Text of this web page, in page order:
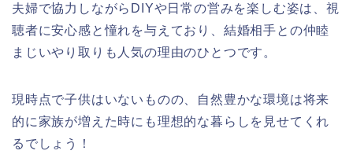
夫婦で協力しながらDIYや日常の営みを楽しむ姿は、視
聴者に安心感と憧れを与えており、結婚相手との仲睦
まじいやり取りも人気の理由のひとつです。
現時点で子供はいないものの、自然豊かな環境は将来
的に家族が増えた時にも理想的な暮らしを見せてくれ
るでしょう！